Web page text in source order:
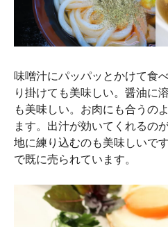
味噌汁にパッパッとかけて食
り掛けても美味しい。醤油に
も美味しい。お肉にも合うの
ます。出汁が効いてくれるの
地に練り込むのも美味しいで
で既に売られています。